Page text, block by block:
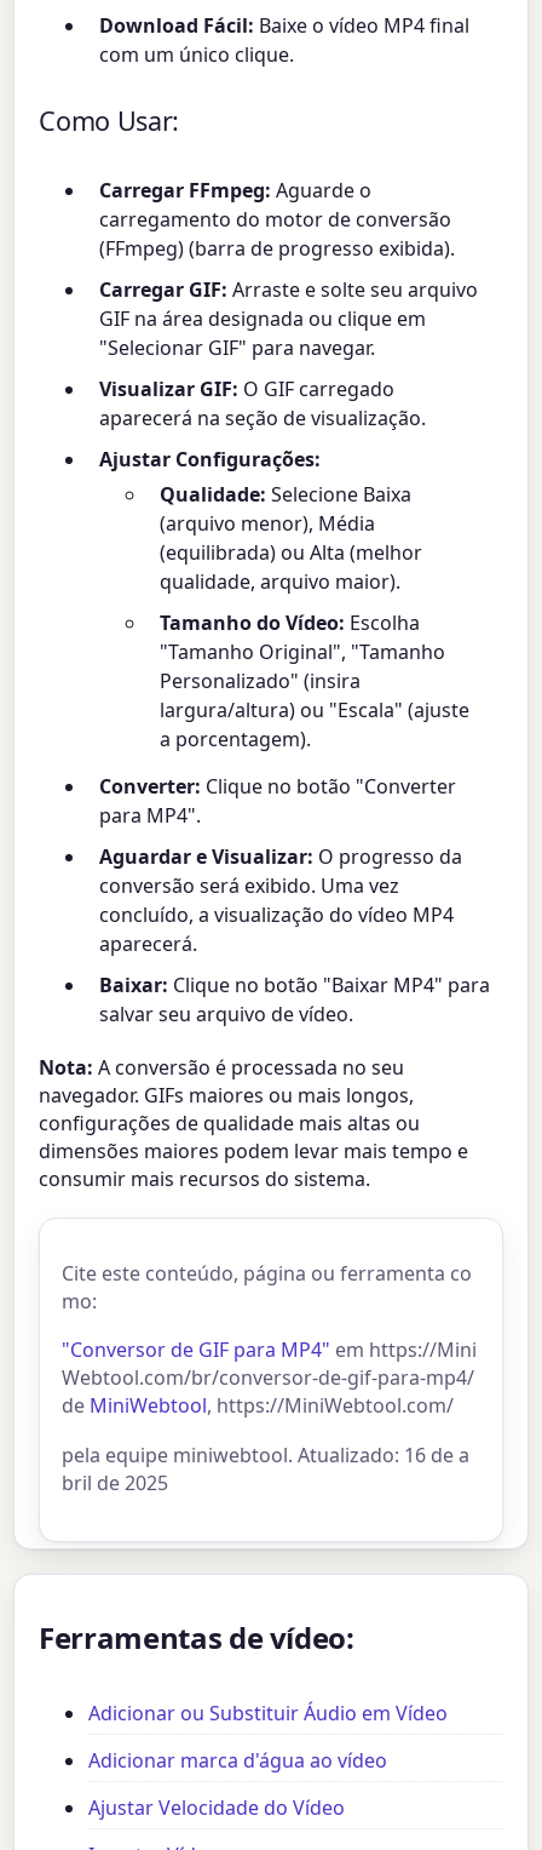
Download Fácil: Baixe o vídeo MP4 final
com um único clique.
Como Usar:
Carregar FFmpeg: Aguarde o
carregamento do motor de conversão
(FFmpeg) (barra de progresso exibida).
Carregar GIF: Arraste e solte seu arquivo
GIF na área designada ou clique em
"Selecionar GIF" para navegar.
Visualizar GIF: O GIF carregado
aparecerá na seção de visualização.
Ajustar Configurações:
Qualidade: Selecione Baixa
(arquivo menor), Média
(equilibrada) ou Alta (melhor
qualidade, arquivo maior).
Tamanho do Vídeo: Escolha
"Tamanho Original", "Tamanho
Personalizado" (insira
largura/altura) ou "Escala" (ajuste
a porcentagem).
Converter: Clique no botão "Converter
para MP4".
Aguardar e Visualizar: O progresso da
conversão será exibido. Uma vez
concluído, a visualização do vídeo MP4
aparecerá.
Baixar: Clique no botão "Baixar MP4" para
salvar seu arquivo de vídeo.
Nota: A conversão é processada no seu
navegador. GIFs maiores ou mais longos,
configurações de qualidade mais altas ou
dimensões maiores podem levar mais tempo e
consumir mais recursos do sistema.
Cite este conteúdo, página ou ferramenta co
mo:
"Conversor de GIF para MP4" em https://Mini
Webtool.com/br/conversor-de-gif-para-mp4/
de MiniWebtool, https://MiniWebtool.com/
pela equipe miniwebtool. Atualizado: 16 de a
bril de 2025
Ferramentas de vídeo:
Adicionar ou Substituir Áudio em Vídeo
Adicionar marca d'água ao vídeo
Ajustar Velocidade do Vídeo